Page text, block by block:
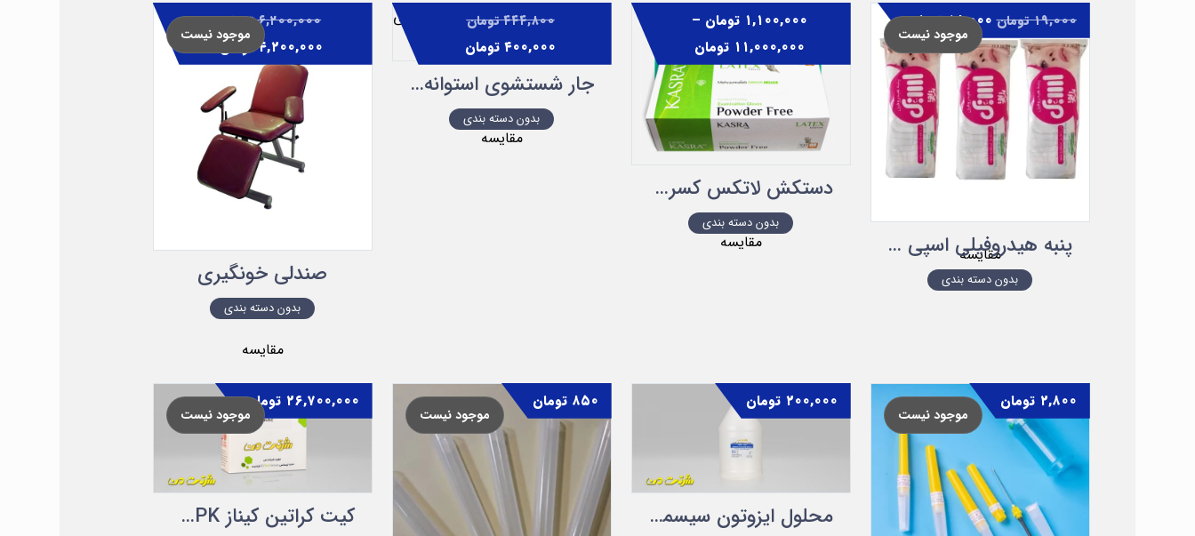
پنبه هیدروفیلی اسپی ۱۰۰ گرمی
بدون دسته بندی
۱۹,۰۰۰تومان ۱۸,۰۰۰ تومان
موجود نیست
مقایسه
دستکش لاتکس کسری بسته ۱۰۰ عددی
بدون دسته بندی
۱,۱۰۰,۰۰۰ تومان –
۱۱,۰۰۰,۰۰۰ تومان
مقایسه
جار شستشوی استوانه ای پلاستیکی مدل S
بدون دسته بندی
۴۴۴,۸۰۰تومان
۴۰۰,۰۰۰ تومان
مقایسه
صندلی خونگیری
بدون دسته بندی
۶,۲۰۰,۰۰۰تومان
۴,۲۰۰,۰۰۰ تومان
موجود نیست
مقایسه
۲,۸۰۰ تومان
موجود نیست
محلول ایزوتون سیسمکس شرکت من
۲۰۰,۰۰۰ تومان ۸۵۰ تومان
موجود نیست
کیت کراتین کیناز CPK شرکت من
۲۶,۷۰۰,۰۰۰ تومان
موجود نیست